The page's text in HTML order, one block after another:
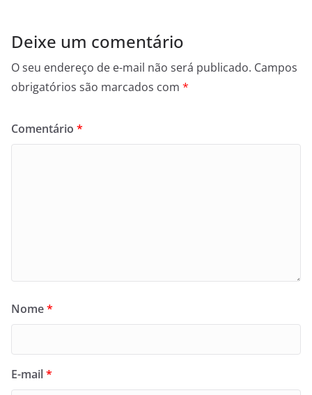
Deixe um comentário
O seu endereço de e-mail não será publicado. Campos
obrigatórios são marcados com *
Comentário *
Nome*
E-mail*